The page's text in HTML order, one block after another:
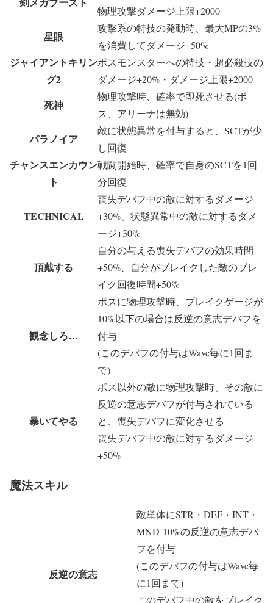
物理攻撃ダメージ上限+2000
星眼
攻撃系の特技の発動時、最大MPの3%
を消費してダメージ+50%
ジャイアントキリン
グ2
ボスモンスターへの特技・超必殺技の
ダメージ+20%・ダメージ上限+2000
死神
物理攻撃時、確率で即死させる(ボ
ス、アリーナは無効)
パラノイア
敵に状態異常を付与すると、SCTが少
し回復
チャンスエンカウン
ト
戦闘開始時、確率で自身のSCTを1回
分回復
TECHNICAL
喪失デバフ中の敵に対するダメージ
+30%、状態異常中の敵に対するダメ
ージ+30%
頂戴する
自分の与える喪失デバフの効果時間
+50%、自分がブレイクした敵のブレ
イク回復時間+50%
観念しろ…
ボスに物理攻撃時、ブレイクゲージが
10%以下の場合は反逆の意志デバフを
付与
(このデバフの付与はWave毎に1回ま
で)
暴いてやる
ボス以外の敵に物理攻撃時、その敵に
反逆の意志デバフが付与されている
と、喪失デバフに変化させる
喪失デバフ中の敵に対するダメージ
+50%
魔法スキル
反逆の意志
敵単体にSTR・DEF・INT・
MND-10%の反逆の意志デバ
フを付与
(このデバフの付与はWave毎
に1回まで)
このデバフ中の敵をブレイク